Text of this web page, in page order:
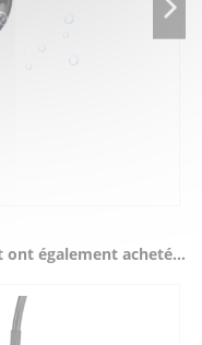
également acheté...